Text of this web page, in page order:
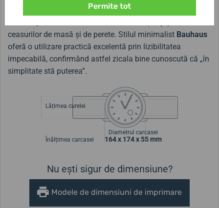
Max Bill, și-a lăsat amprenta excepțională
ceasurilor de masă și de perete. Stilul minimalist Bauhaus
oferă o utilizare practică excelentă prin lizibilitatea
impecabilă, confirmând astfel zicala bine cunoscută că „în
simplitate stă puterea”.
Lățimea curelei
Înălțimea carcasei
Diametrul carcasei
164 x 174 x 55 mm
Nu ești sigur de dimensiune?
Modele de dimensiuni de imprimare
Permite tot